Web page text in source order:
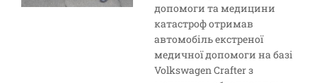
допомоги та медицини
катастроф отримав
автомобіль екстреної
медичної допомоги на базі
Volkswagen Crafter з